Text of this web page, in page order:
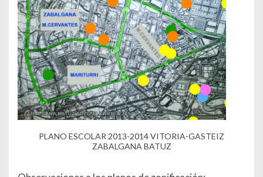
PLANO ESCOLAR 2013-2014 VITORIA-GASTEIZ
ZABALGANA BATUZ